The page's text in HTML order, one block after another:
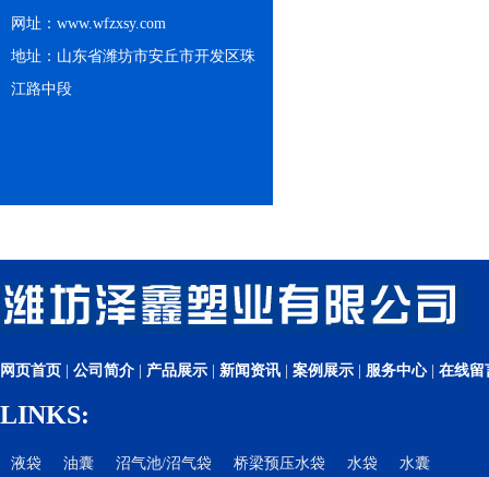
网址：www.wfzxsy.com
地址：山东省潍坊市安丘市开发区珠
江路中段
网页首页 公司简介 产品展示 新闻资讯 案例展示 服务中心| 在线留
LINKS:
液袋 油囊 沼气池/沼气袋 桥梁预压水袋 水袋 水囊